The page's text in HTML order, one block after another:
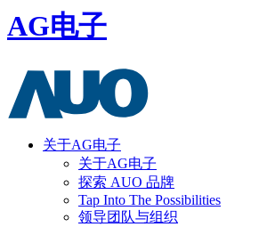
AG电子
关于AG电子
关于AG电子
探索 AUO 品牌
Tap Into The Possibilities
领导团队与组织